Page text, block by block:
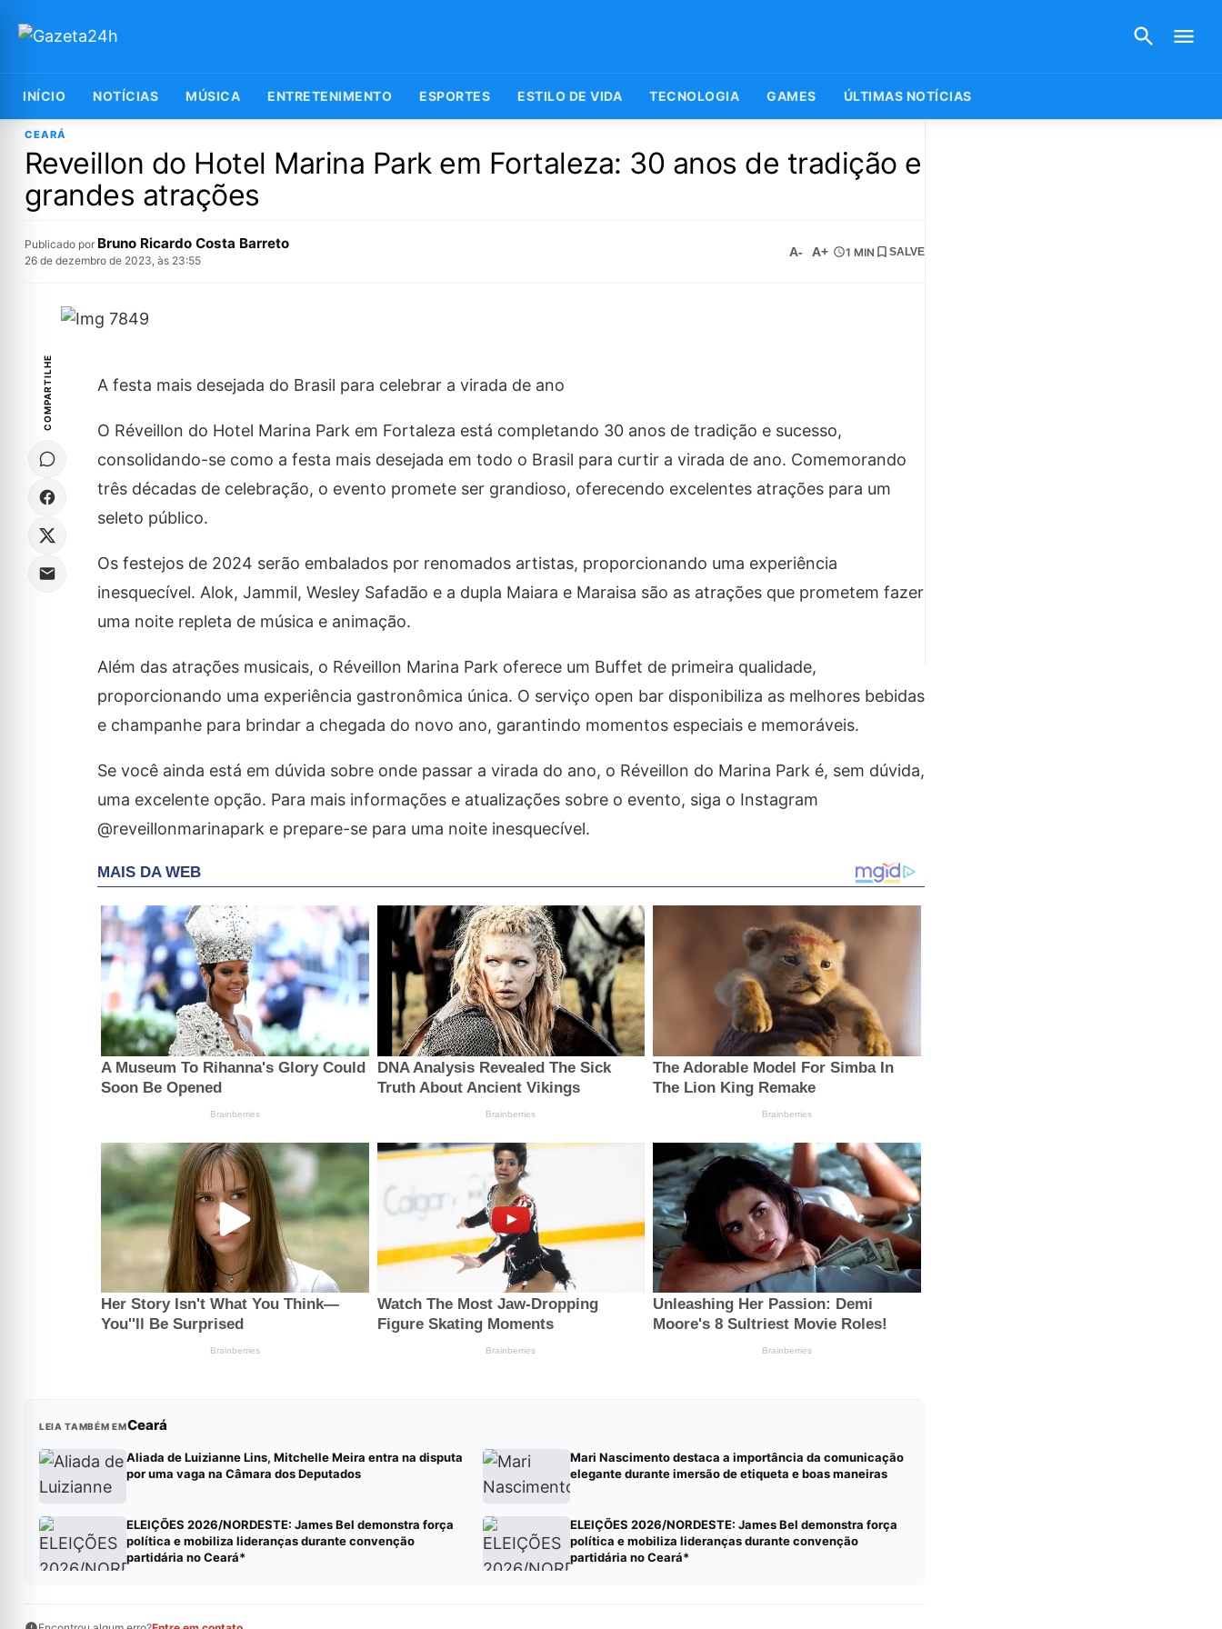
INÍCIO NOTÍCIAS MÚSICA ENTRETENIMENTO ESPORTES ESTILO DE VIDA TECNOLOGIA GAMES ÚLTIMAS NOTÍCIAS
CEARÁ
Reveillon do Hotel Marina Park em Fortaleza: 30 anos de tradição e
grandes atrações
Publicado por Bruno Ricardo Costa Barreto
26 de dezembro de 2023, às 23:55
A- A+ 1 MIN SALVE
COMPARTILHE A festa mais desejada do Brasil para celebrar a virada de ano
O Réveillon do Hotel Marina Park em Fortaleza está completando 30 anos de tradição e sucesso,
consolidando-se como a festa mais desejada em todo o Brasil para curtir a virada de ano. Comemorando
três décadas de celebração, o evento promete ser grandioso, oferecendo excelentes atrações para um
seleto público.
Os festejos de 2024 serão embalados por renomados artistas, proporcionando uma experiência
inesquecível. Alok, Jammil, Wesley Safadão e a dupla Maiara e Maraisa são as atrações que prometem fazer
uma noite repleta de música e animação.
Além das atrações musicais, o Réveillon Marina Park oferece um Buffet de primeira qualidade,
proporcionando uma experiência gastronômica única. O serviço open bar disponibiliza as melhores bebidas
e champanhe para brindar a chegada do novo ano, garantindo momentos especiais e memoráveis.
Se você ainda está em dúvida sobre onde passar a virada do ano, o Réveillon do Marina Park é, sem dúvida,
uma excelente opção. Para mais informações e atualizações sobre o evento, siga o Instagram
@reveillonmarinapark e prepare-se para uma noite inesquecível.
LEIA TAMBÉM EMCeará
Aliada de Luizianne Lins, Mitchelle Meira entra na disputa
por uma vaga na Câmara dos Deputados
Mari Nascimento destaca a importância da comunicação
elegante durante imersão de etiqueta e boas maneiras
ELEIÇÕES 2026/NORDESTE: James Bel demonstra força
política e mobiliza lideranças durante convenção
partidária no Ceará*
ELEIÇÕES 2026/NORDESTE: James Bel demonstra força
política e mobiliza lideranças durante convenção
partidária no Ceará*